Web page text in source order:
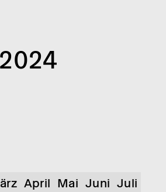
April Mai Juni Juli